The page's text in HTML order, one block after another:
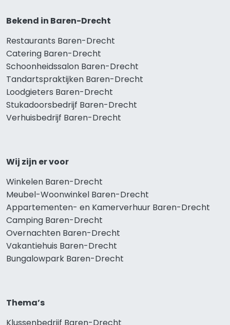
Bekend in Baren-Drecht
Restaurants Baren-Drecht
Catering Baren-Drecht
Schoonheidssalon Baren-Drecht
Tandartspraktijken Baren-Drecht
Loodgieters Baren-Drecht
Stukadoorsbedrijf Baren-Drecht
Verhuisbedrijf Baren-Drecht
Wij zijn er voor
Winkelen Baren-Drecht
Meubel-Woonwinkel Baren-Drecht
Appartementen- en Kamerverhuur Baren-Drecht
Camping Baren-Drecht
Overnachten Baren-Drecht
Vakantiehuis Baren-Drecht
Bungalowpark Baren-Drecht
Thema’s